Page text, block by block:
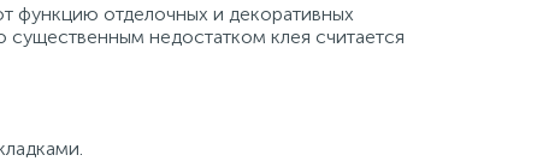
функцию отделочных и декоративных
недостатком клея считается